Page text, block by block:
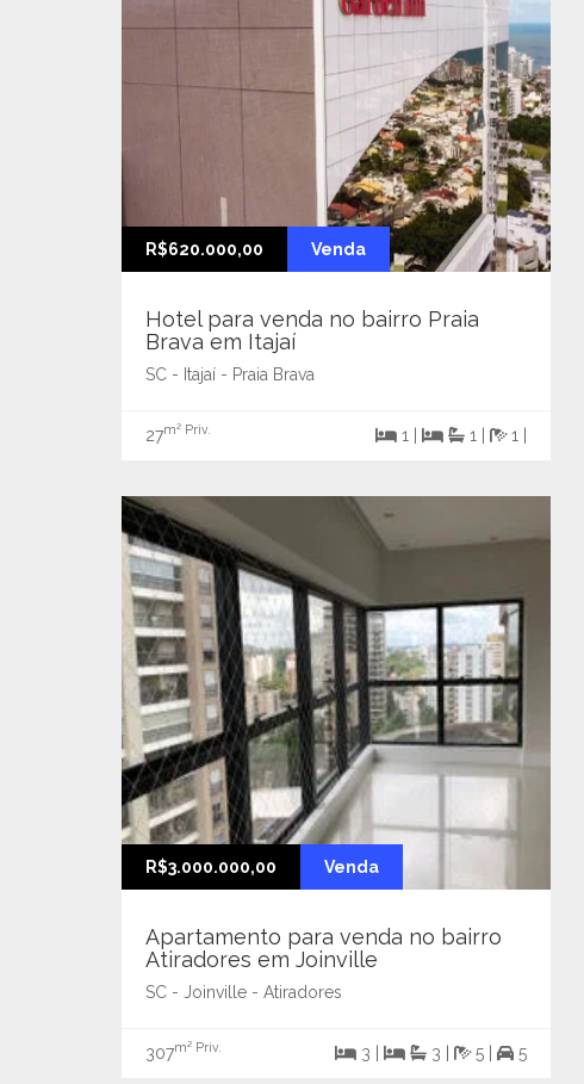
R$620.000,00 Venda
Hotel para venda no bairro Praia
Brava em Itajaí
SC - Itajaí - Praia Brava
27m² Priv. 1 | 1 | 1 |
R$3.000.000,00 Venda
Apartamento para venda no bairro
Atiradores em Joinville
SC - Joinville - Atiradores
307m² Priv. 3 | 3 | 5 | 5